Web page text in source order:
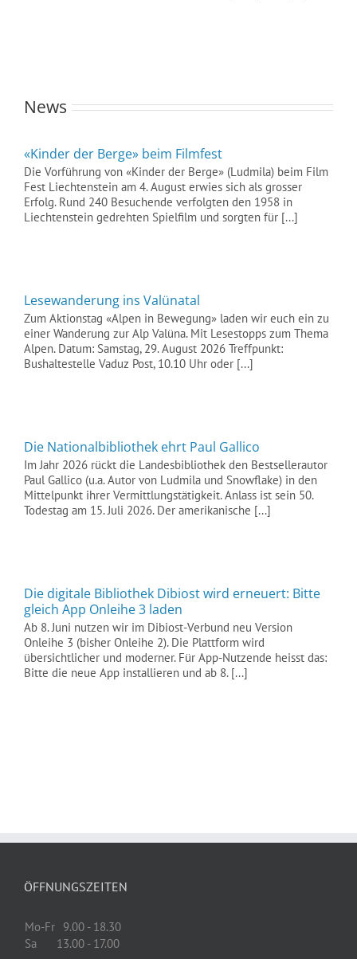
News
«Kinder der Berge» beim Filmfest
Die Vorführung von «Kinder der Berge» (Ludmila) beim Film
Fest Liechtenstein am 4. August erwies sich als grosser
Erfolg. Rund 240 Besuchende verfolgten den 1958 in
Liechtenstein gedrehten Spielfilm und sorgten für [...]
Lesewanderung ins Valünatal
Zum Aktionstag «Alpen in Bewegung» laden wir euch ein zu
einer Wanderung zur Alp Valüna. Mit Lesestopps zum Thema
Alpen. Datum: Samstag, 29. August 2026 Treffpunkt:
Bushaltestelle Vaduz Post, 10.10 Uhr oder [...]
Die Nationalbibliothek ehrt Paul Gallico
Im Jahr 2026 rückt die Landesbibliothek den Bestsellerautor
Paul Gallico (u.a. Autor von Ludmila und Snowflake) in den
Mittelpunkt ihrer Vermittlungstätigkeit. Anlass ist sein 50.
Todestag am 15. Juli 2026. Der amerikanische [...]
Die digitale Bibliothek Dibiost wird erneuert: Bitte
gleich App Onleihe 3 laden
Ab 8. Juni nutzen wir im Dibiost-Verbund neu Version
Onleihe 3 (bisher Onleihe 2). Die Plattform wird
übersichtlicher und moderner. Für App-Nutzende heisst das:
Bitte die neue App installieren und ab 8. [...]
ÖFFNUNGSZEITEN
Mo-Fr 9.00 - 18.30
Sa
13.00 - 17.00